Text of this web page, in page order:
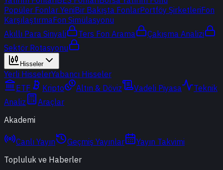
Popüler Fonlar YeniBir Bakışta FonlarPortföy ŞirketleriFon
KarşılaştırmaFon Simülasyonu
Akıllı Para Sinyali
Ters Fon Arama
Çakışma Analizi
Sektör Rotasyonu
Hisseler
Yerli HisselerYabancı Hisseler
ETF
Kripto Altın & Döviz Vadeli Piyasa
Teknik
Analiz
Araçlar
Akademi
Canlı Yayın Geçmiş Yayınlar
Yayın Takvimi
Topluluk ve Haberler